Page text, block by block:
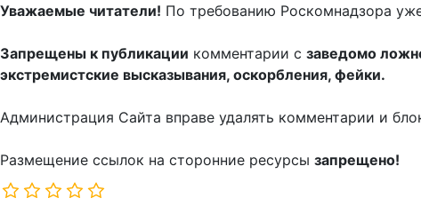
Уважаемые читатели! По требованию Роскомнадзора
Запрещены к публикации комментарии с заведомо
экстремистские высказывания, оскорбления, фейки.
Администрация Сайта вправе удалять комментарии и
Размещение ссылок на сторонние ресурсы запрещено!